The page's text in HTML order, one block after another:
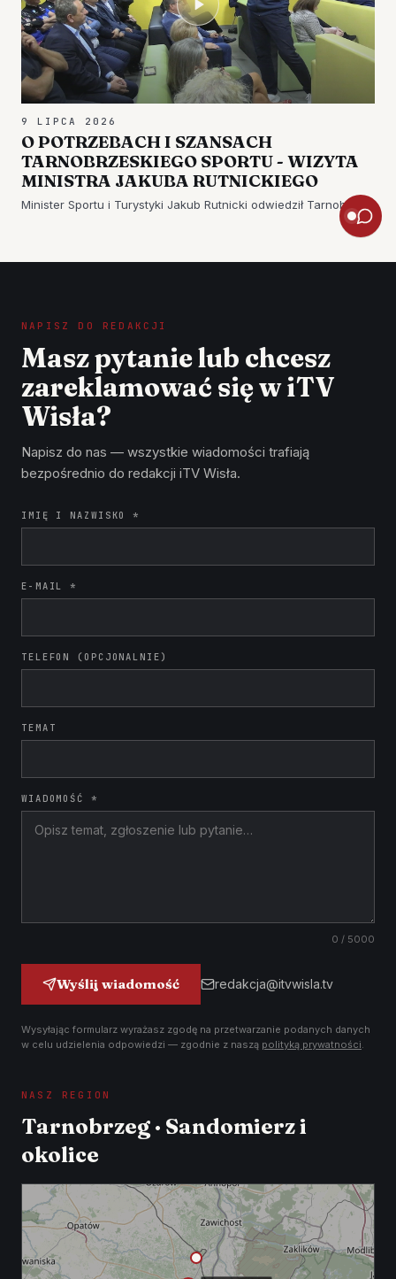
9 LIPCA 2026
O POTRZEBACH I SZANSACH
TARNOBRZESKIEGO SPORTU - WIZYTA
MINISTRA JAKUBA RUTNICKIEGO
Minister Sportu i Turystyki Jakub Rutnicki odwiedził Tarnobrzeg.
NAPISZ DO REDAKCJI
Masz pytanie lub chcesz
zareklamować się w iTV
Wisła?
Napisz do nas — wszystkie wiadomości trafiają
bezpośrednio do redakcji iTV Wisła.
IMIĘ I NAZWISKO *
E-MAIL *
TELEFON (OPCJONALNIE)
TEMAT
WIADOMOŚĆ *
0 / 5000
Wyślij wiadomość redakcja@itvwisla.tv
Wysyłając formularz wyrażasz zgodę na przetwarzanie podanych danych
w celu udzielenia odpowiedzi — zgodnie z naszą polityką prywatności.
NASZ REGION
Tarnobrzeg · Sandomierz i
okolice